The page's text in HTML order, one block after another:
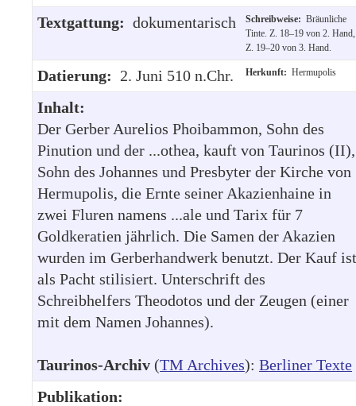
Textgattung: dokumentarisch Schreibweise: Bräunliche
Tinte. Z. 18–19 von 2. Hand,
Z. 19–20 von 3. Hand.
Datierung: 2. Juni 510 n.Chr. Herkunft: Hermupolis
Inhalt:
Der Gerber Aurelios Phoibammon, Sohn des
Pinution und der ...othea, kauft von Taurinos (II),
Sohn des Johannes und Presbyter der Kirche von
Hermupolis, die Ernte seiner Akazienhaine in
zwei Fluren namens ...ale und Tarix für 7
Goldkeratien jährlich. Die Samen der Akazien
wurden im Gerberhandwerk benutzt. Der Kauf ist
als Pacht stilisiert. Unterschrift des
Schreibhelfers Theodotos und der Zeugen (einer
mit dem Namen Johannes).
Taurinos-Archiv (TM Archives): Berliner Texte
Publikation: